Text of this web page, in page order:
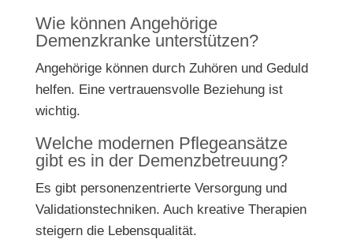
Wie können Angehörige
Demenzkranke unterstützen?
Angehörige können durch Zuhören und Geduld
helfen. Eine vertrauensvolle Beziehung ist
wichtig.
Welche modernen Pflegeansätze
gibt es in der Demenzbetreuung?
Es gibt personenzentrierte Versorgung und
Validationstechniken. Auch kreative Therapien
steigern die Lebensqualität.